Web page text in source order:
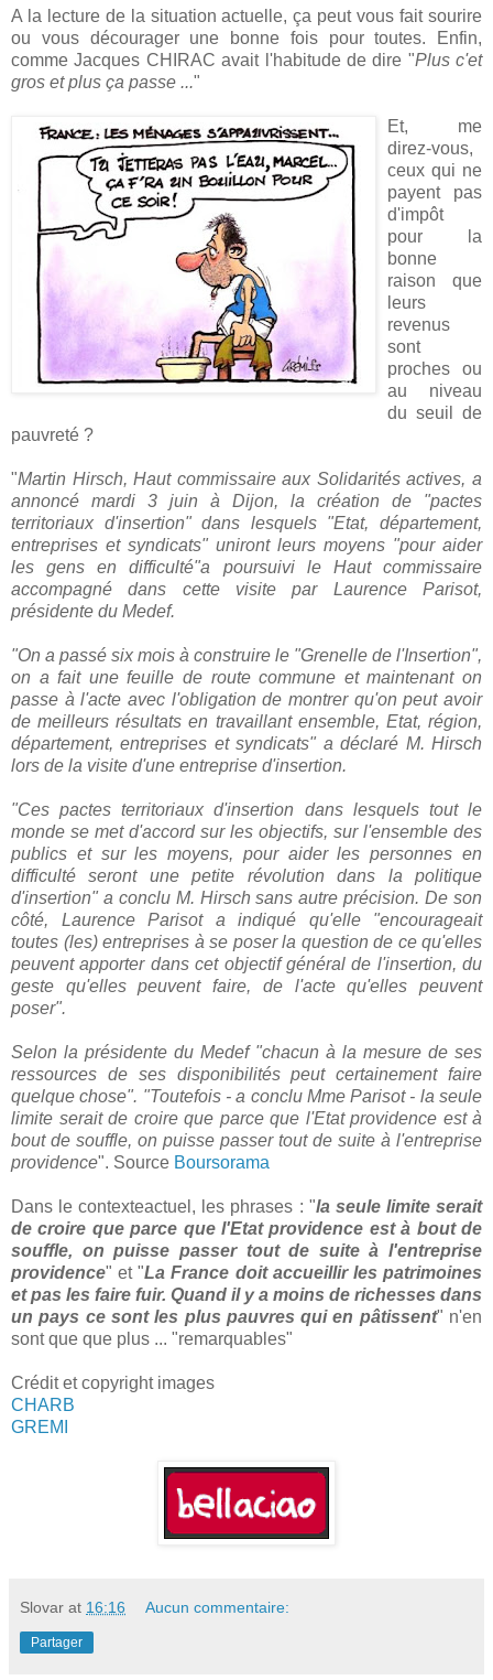
A la lecture de la situation actuelle, ça peut vous fait sourire
ou vous décourager une bonne fois pour toutes. Enfin,
comme Jacques CHIRAC avait l'habitude de dire "Plus c'et
gros et plus ça passe ..."
Et, me
direz-vous,
ceux qui ne
payent pas
d'impôt
pour la
bonne
raison que
leurs
revenus
sont
proches ou
au niveau
du seuil de
pauvreté ?
"Martin Hirsch, Haut commissaire aux Solidarités actives, a
annoncé mardi 3 juin à Dijon, la création de "pactes
territoriaux d'insertion" dans lesquels "Etat, département,
entreprises et syndicats" uniront leurs moyens "pour aider
les gens en difficulté"a poursuivi le Haut commissaire
accompagné dans cette visite par Laurence Parisot,
présidente du Medef.
"On a passé six mois à construire le "Grenelle de l'Insertion",
on a fait une feuille de route commune et maintenant on
passe à l'acte avec l'obligation de montrer qu'on peut avoir
de meilleurs résultats en travaillant ensemble, Etat, région,
département, entreprises et syndicats" a déclaré M. Hirsch
lors de la visite d'une entreprise d'insertion.
"Ces pactes territoriaux d'insertion dans lesquels tout le
monde se met d'accord sur les objectifs, sur l'ensemble des
publics et sur les moyens, pour aider les personnes en
difficulté seront une petite révolution dans la politique
d'insertion" a conclu M. Hirsch sans autre précision. De son
côté, Laurence Parisot a indiqué qu'elle "encourageait
toutes (les) entreprises à se poser la question de ce qu'elles
peuvent apporter dans cet objectif général de l'insertion, du
geste qu'elles peuvent faire, de l'acte qu'elles peuvent
poser".
Selon la présidente du Medef "chacun à la mesure de ses
ressources de ses disponibilités peut certainement faire
quelque chose". "Toutefois - a conclu Mme Parisot - la seule
limite serait de croire que parce que l'Etat providence est à
bout de souffle, on puisse passer tout de suite à l'entreprise
providence". Source Boursorama
Dans le contexteactuel, les phrases : "la seule limite serait
de croire que parce que l'Etat providence est à bout de
souffle, on puisse passer tout de suite à l'entreprise
providence" et "La France doit accueillir les patrimoines
et pas les faire fuir. Quand il y a moins de richesses dans
un pays ce sont les plus pauvres qui en pâtissent" n'en
sont que que plus ... "remarquables"
Crédit et copyright images
CHARB
GREMI
Slovar at 16:16 Aucun commentaire:
Partager